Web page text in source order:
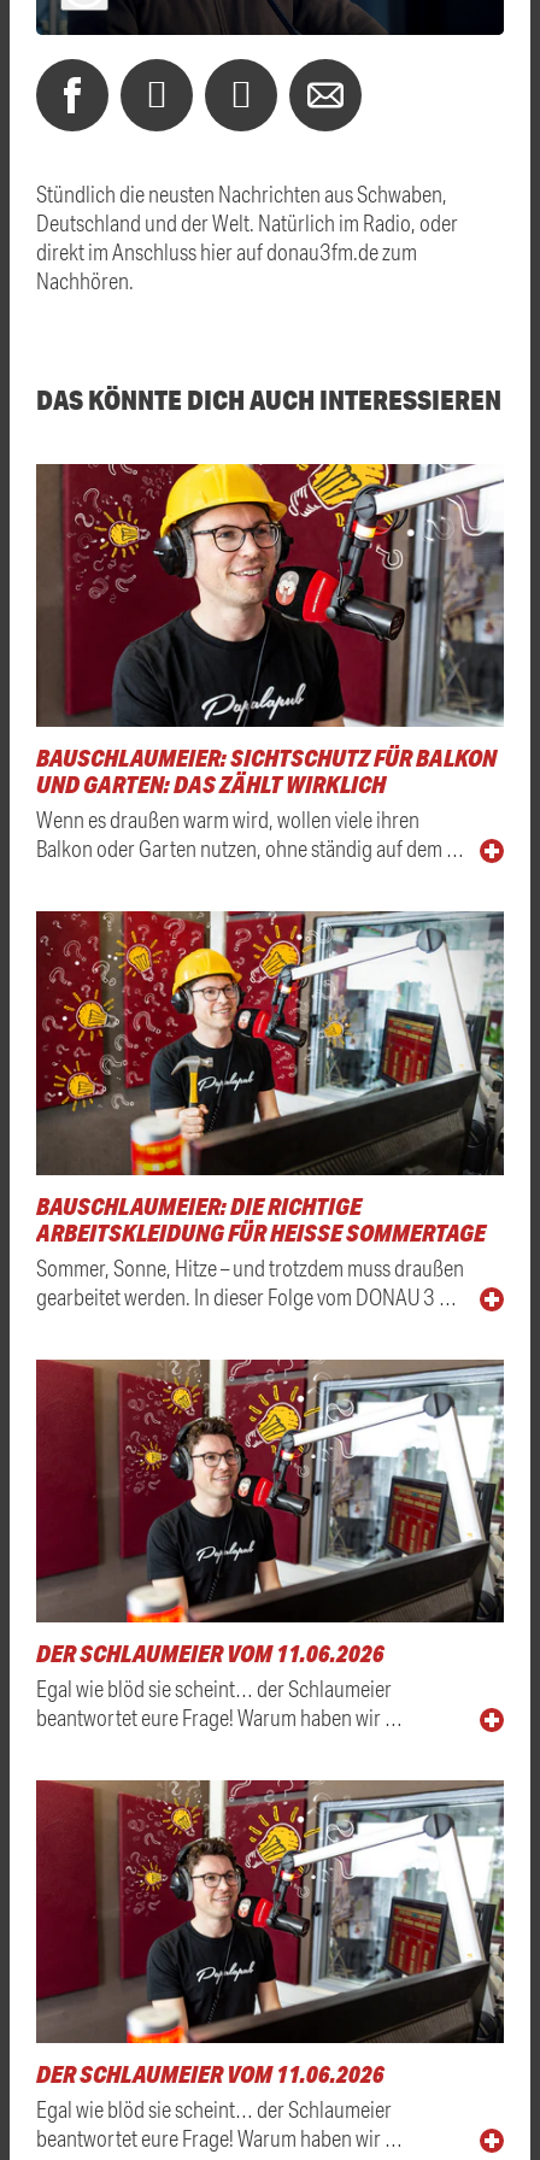
Stündlich die neusten Nachrichten aus Schwaben,
Deutschland und der Welt. Natürlich im Radio, oder
direkt im Anschluss hier auf donau3fm.de zum
Nachhören.
DAS KÖNNTE DICH AUCH INTERESSIEREN
BAUSCHLAUMEIER: SICHTSCHUTZ FÜR BALKON
UND GARTEN: DAS ZÄHLT WIRKLICH
Wenn es draußen warm wird, wollen viele ihren
Balkon oder Garten nutzen, ohne ständig auf dem …
BAUSCHLAUMEIER: DIE RICHTIGE
ARBEITSKLEIDUNG FÜR HEISSE SOMMERTAGE
Sommer, Sonne, Hitze – und trotzdem muss draußen
gearbeitet werden. In dieser Folge vom DONAU 3 …
DER SCHLAUMEIER VOM 11.06.2026
Egal wie blöd sie scheint… der Schlaumeier
beantwortet eure Frage! Warum haben wir …
DER SCHLAUMEIER VOM 11.06.2026
Egal wie blöd sie scheint… der Schlaumeier
beantwortet eure Frage! Warum haben wir …